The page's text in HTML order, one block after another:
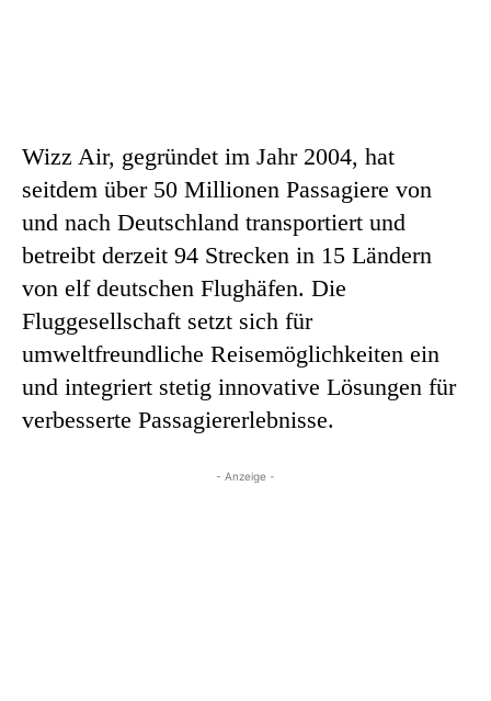
Wizz Air, gegründet im Jahr 2004, hat
seitdem über 50 Millionen Passagiere von
und nach Deutschland transportiert und
betreibt derzeit 94 Strecken in 15 Ländern
von elf deutschen Flughäfen. Die
Fluggesellschaft setzt sich für
umweltfreundliche Reisemöglichkeiten ein
und integriert stetig innovative Lösungen für
verbesserte Passagiererlebnisse.
- Anzeige -